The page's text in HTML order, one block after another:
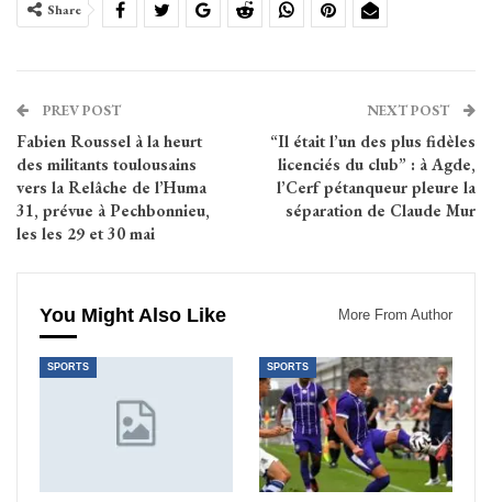
Share
PREV POST
Fabien Roussel à la heurt
des militants toulousains
vers la Relâche de l’Huma
31, prévue à Pechbonnieu,
les les 29 et 30 mai
NEXT POST
“Il était l’un des plus fidèles
licenciés du club” : à Agde,
l’Cerf pétanqueur pleure la
séparation de Claude Mur
You Might Also Like More From Author
SPORTS SPORTS